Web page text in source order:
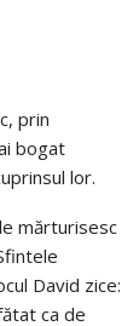
prin
bogat
lor.
mărturisesc
David zice:
ca de